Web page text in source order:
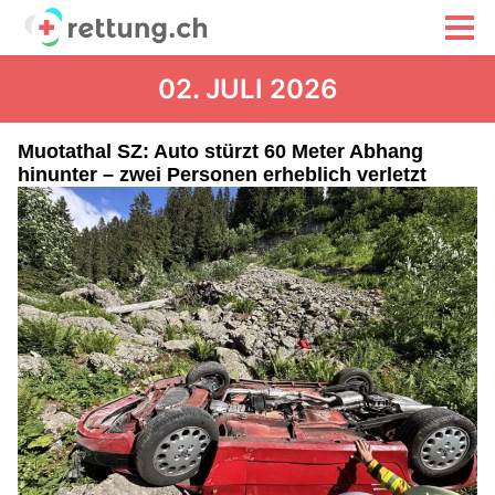
02. JULI 2026
Muotathal SZ: Auto stürzt 60 Meter Abhang
hinunter – zwei Personen erheblich verletzt